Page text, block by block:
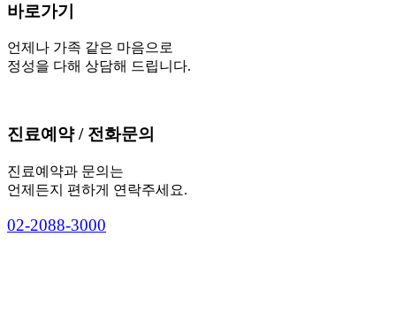
바로가기
언제나 가족 같은 마음으로
정성을 다해 상담해 드립니다.
진료예약 / 전화문의
진료예약과 문의는
언제든지 편하게 연락주세요.
02-2088-3000